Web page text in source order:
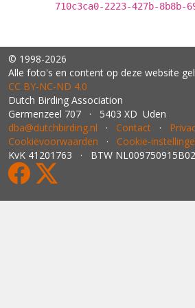
710c3ca0-2223-427b-8b8b-
© 1998-2026
Alle foto's en content op deze website
CC BY‑NC‑ND 4.0
Dutch Birding Association
Germenzeel 707 · 5403 XD Uden
dba@dutchbirding.nl · Contact ·
Cookievoorwaarden · Cookie-
KvK 41201763 · BTW NL009750915B02